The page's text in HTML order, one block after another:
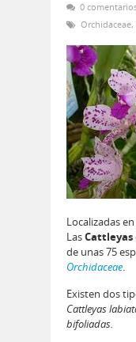
0
Orchidaceae,
Localizadas
LasCattleyas
de unas 75
Orchidaceae.
Existen dos
Cattleyas
bifoliadas.